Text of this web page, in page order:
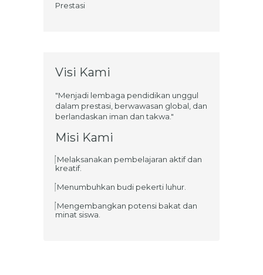
Prestasi
Visi Kami
"Menjadi lembaga pendidikan unggul
dalam prestasi, berwawasan global, dan
berlandaskan iman dan takwa."
Misi Kami
Melaksanakan pembelajaran aktif dan
kreatif.
Menumbuhkan budi pekerti luhur.
Mengembangkan potensi bakat dan
minat siswa.